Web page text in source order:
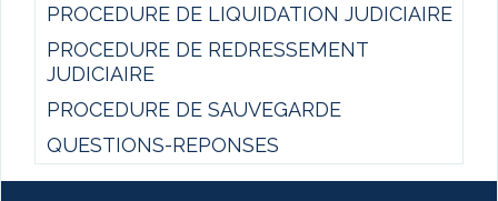
PROCEDURE DE LIQUIDATION JUDICIAIRE
PROCEDURE DE REDRESSEMENT
JUDICIAIRE
PROCEDURE DE SAUVEGARDE
QUESTIONS-REPONSES